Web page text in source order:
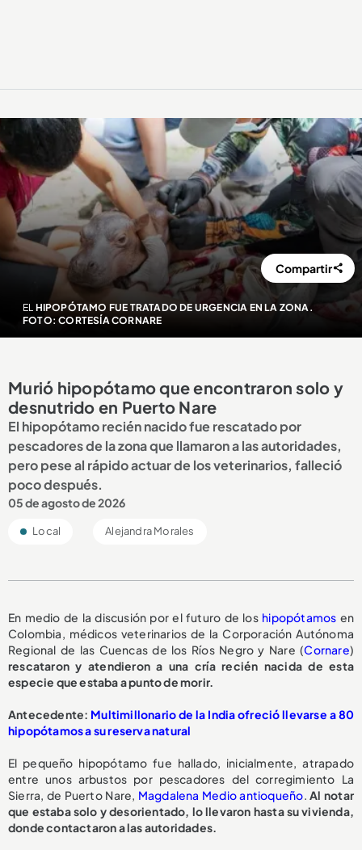
EL HIPOPÓTAMO FUE TRATADO DE URGENCIA EN LA ZONA.
FOTO: CORTESÍA CORNARE
Compartir
Murió hipopótamo que encontraron solo y
desnutrido en Puerto Nare
El hipopótamo recién nacido fue rescatado por
pescadores de la zona que llamaron a las autoridades,
pero pese al rápido actuar de los veterinarios, falleció
poco después.
05 de agosto de 2026
Local Alejandra Morales
En medio de la discusión por el futuro de los hipopótamos en
Colombia, médicos veterinarios de la Corporación Autónoma
Regional de las Cuencas de los Ríos Negro y Nare (Cornare)
rescataron y atendieron a una cría recién nacida de esta
especie que estaba a punto de morir.
Antecedente: Multimillonario de la India ofreció llevarse a 80
hipopótamos a su reserva natural
El pequeño hipopótamo fue hallado, inicialmente, atrapado
entre unos arbustos por pescadores del corregimiento La
Sierra, de Puerto Nare, Magdalena Medio antioqueño.Al notar
que estaba solo y desorientado, lo llevaron hasta su vivienda,
donde contactaron a las autoridades.